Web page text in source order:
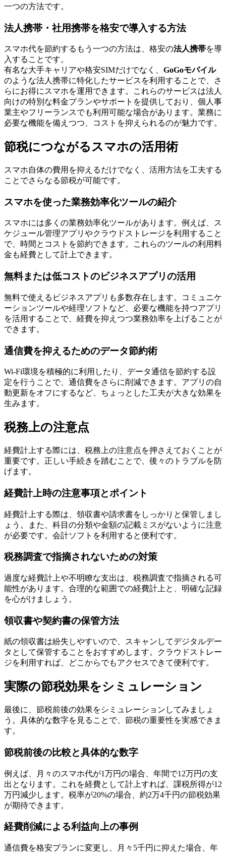
一つの方法です。
法人携帯・社用携帯を格安で導入する方法
スマホ代を節約するもう一つの方法は、格安の法人携帯を導
入することです。
有名な大手キャリアや格安SIMだけでなく、 GoGoモバイル
のような法人携帯に特化したサービスを利用することで、さ
らにお得にスマホを運用できます。これらのサービスは法人
向けの特別な料金プランやサポートを提供しており、個人事
業主やフリーランスでも利用可能な場合があります。業務に
必要な機能を備えつつ、コストを抑えられるのが魅力です。
節税につながるスマホの活用術
スマホ自体の費用を抑えるだけでなく、活用方法を工夫する
ことでさらなる節税が可能です。
スマホを使った業務効率化ツールの紹介
スマホには多くの業務効率化ツールがあります。例えば、ス
ケジュール管理アプリやクラウドストレージを利用すること
で、時間とコストを節約できます。これらのツールの利用料
金も経費として計上できます。
無料または低コストのビジネスアプリの活用
無料で使えるビジネスアプリも多数存在します。コミュニケ
ーションツールや経理ソフトなど、必要な機能を持つアプリ
を活用することで、経費を抑えつつ業務効率を上げることが
できます。
通信費を抑えるためのデータ節約術
Wi-Fi環境を積極的に利用したり、データ通信を節約する設
定を行うことで、通信費をさらに削減できます。アプリの自
動更新をオフにするなど、ちょっとした工夫が大きな効果を
生みます。
税務上の注意点
経費計上する際には、税務上の注意点を押さえておくことが
重要です。正しい手続きを踏むことで、後々のトラブルを防
げます。
経費計上時の注意事項とポイント
経費計上する際は、領収書や請求書をしっかりと保管しまし
ょう。また、科目の分類や金額の記載ミスがないように注意
が必要です。会計ソフトを利用すると便利です。
税務調査で指摘されないための対策
過度な経費計上や不明瞭な支出は、税務調査で指摘される可
能性があります。合理的な範囲での経費計上と、明確な記録
を心がけましょう。
領収書や契約書の保管方法
紙の領収書は紛失しやすいので、スキャンしてデジタルデー
タとして保管することをおすすめします。クラウドストレー
ジを利用すれば、どこからでもアクセスできて便利です。
実際の節税効果をシミュレーション
最後に、節税前後の効果をシミュレーションしてみましょ
う。具体的な数字を見ることで、節税の重要性を実感できま
す。
節税前後の比較と具体的な数字
例えば、月々のスマホ代が1万円の場合、年間で12万円の支
出となります。これを経費として計上すれば、課税所得が12
万円減少します。税率が20%の場合、約2万4千円の節税効果
が期待できます。
経費削減による利益向上の事例
通信費を格安プランに変更し、月々5千円に抑えた場合、年